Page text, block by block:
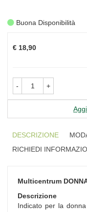
Buona Disponibilità
€ 18,90
- +
DESCRIZIONE
RICHIEDI
Multicentrum
Descrizione
Indicato per la